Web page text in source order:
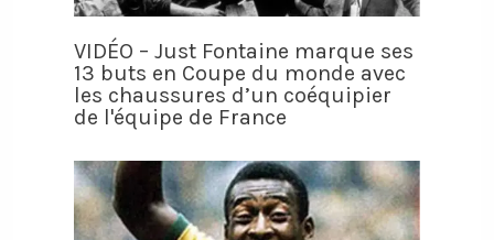
VIDÉO – Just Fontaine marque ses
13 buts en Coupe du monde avec
les chaussures d’un coéquipier
de l'équipe de France